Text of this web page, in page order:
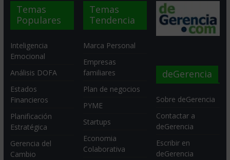
Temas
Populares
Inteligencia
Emocional
Análisis DOFA
Estados
Financieros
Planificación
Estratégica
Gerencia del
Cambio
Temas
Tendencia
Marca Personal
Empresas
familiares
Plan de negocios
PYME
Startups
Economia
Colaborativa
deGerencia
Sobre deGerencia
Contactar a
deGerencia
Escribir en
deGerencia